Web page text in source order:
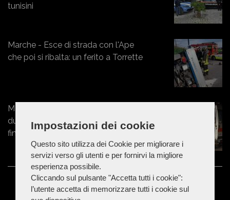
Impostazioni dei cookie
Questo sito utilizza dei Cookie per migliorare i
servizi verso gli utenti e per fornirvi la migliore
esperienza possibile.
Cliccando sul pulsante "Accetta tutti i cookie":
l’utente accetta di memorizzare tutti i cookie sul
tunisini
Marche - Esce di strada con l'Ape
che poi si ribalta: un ferito a Torrette
Marche - 50enne prova a separare
due ragazzini, ma viene colpito e
finisce in ospedale